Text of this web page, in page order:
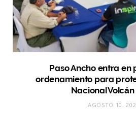
Paso Ancho entra en
ordenamiento para
Nacional
AGOSTO 10,